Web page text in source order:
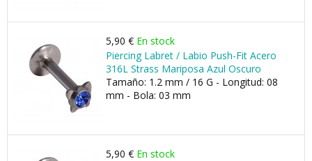
5,90 € En stock
Piercing Labret / Labio Push-Fit Acero
316L Strass Mariposa Azul Oscuro
Tamaño: 1.2 mm / 16 G - Longitud: 08
mm - Bola: 03 mm
5,90 € En stock